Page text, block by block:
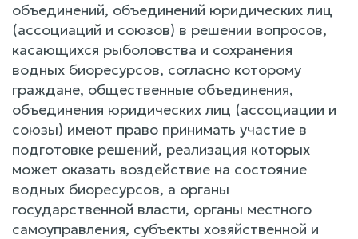
объединений, объединений юридических лиц
(ассоциаций и союзов) в решении вопросов,
касающихся рыболовства и сохранения
водных биоресурсов, согласно которому
граждане, общественные объединения,
объединения юридических лиц (ассоциации и
союзы) имеют право принимать участие в
подготовке решений, реализация которых
может оказать воздействие на состояние
водных биоресурсов, а органы
государственной власти, органы местного
самоуправления, субъекты хозяйственной и